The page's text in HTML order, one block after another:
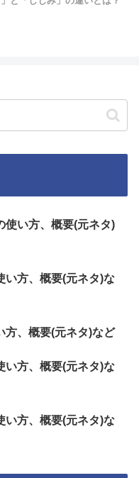
使い方、概要(元ネタ)
い方、概要(元ネタ)な
方、概要(元ネタ)など
い方、概要(元ネタ)な
い方、概要(元ネタ)な